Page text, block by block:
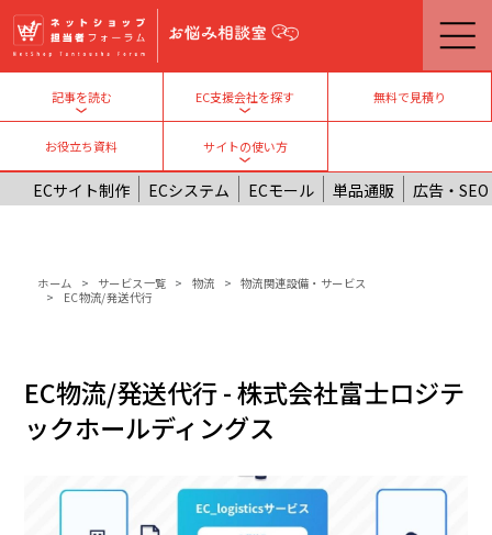
メインコンテンツに移動
記事を読む
Toggle submenu
EC支援会社を探す
Toggle submenu
無料で見積り
お役立ち資料
サイトの使い方
Toggle submenu
ECサイト制作 ECシステム ECモール 単品通販 広告・SEO
パンくず
ホーム サービス一覧 物流
物流関連設備・サービス
EC物流/発送代行
EC物流/発送代行 - 株式会社富士ロジテ
ックホールディングス